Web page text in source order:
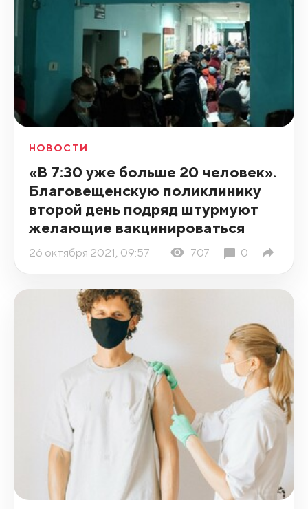
НОВОСТИ
«В 7:30 уже больше 20 человек».
Благовещенскую поликлинику
второй день подряд штурмуют
желающие вакцинироваться
26 октября 2021, 09:57 707 0